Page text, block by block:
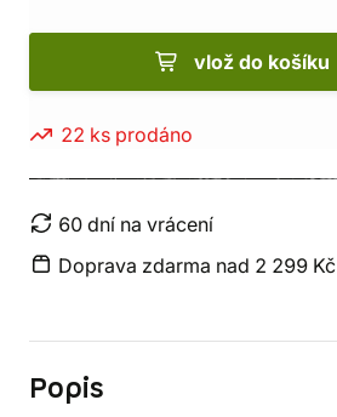
vlož do košíku
22 ks prodáno
60 dní na vrácení
Doprava zdarma nad 2 299 Kč
Popis